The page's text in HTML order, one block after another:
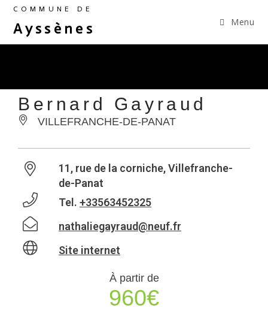
COMMUNE DE
Ayssènes Menu
Bernard Gayraud
VILLEFRANCHE-DE-PANAT
11, rue de la corniche, Villefranche-
de-Panat
Tel. +33563452325
nathaliegayraud@neuf.fr
Site internet
À partir de
960€